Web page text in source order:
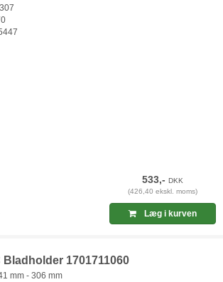
533,-DKK
(426,40 ekskl. moms)
Læg i kurven
Bladholder 1701711060
mm - 306 mm